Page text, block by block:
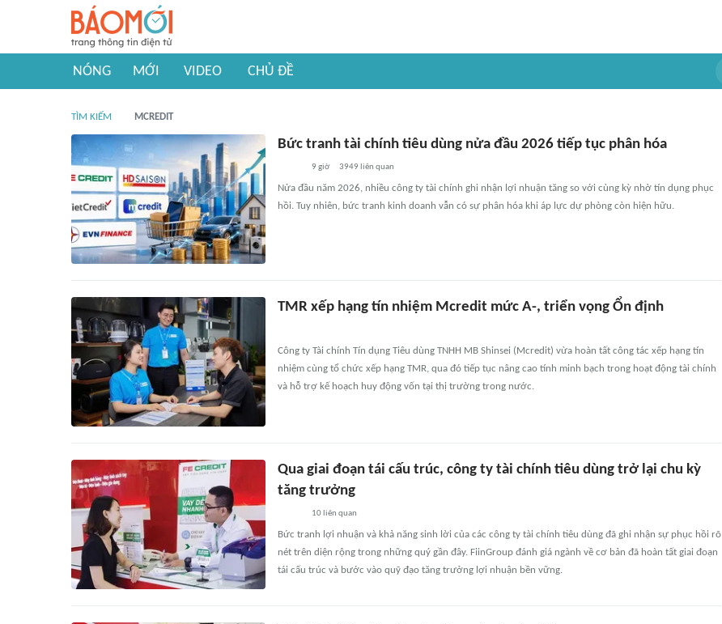
NÓNG MỚI VIDEO CHỦ ĐỀ
TÌM KIẾM MCREDIT
Bức tranh tài chính tiêu dùng nửa đầu 2026 tiếp tục phân hóa
9 giờ 3949 liên quan
Nửa đầu năm 2026, nhiều công ty tài chính ghi nhận lợi nhuận tăng so với cùng kỳ nhờ tín dụng phục
hồi. Tuy nhiên, bức tranh kinh doanh vẫn có sự phân hóa khi áp lực dự phòng còn hiện hữu.
TMR xếp hạng tín nhiệm Mcredit mức A-, triển vọng Ổn định
Công ty Tài chính Tín dụng Tiêu dùng TNHH MB Shinsei (Mcredit) vừa hoàn tất công tác xếp hạng tín
nhiệm cùng tổ chức xếp hạng TMR, qua đó tiếp tục nâng cao tính minh bạch trong hoạt động tài chính
và hỗ trợ kế hoạch huy động vốn tại thị trường trong nước.
Qua giai đoạn tái cấu trúc, công ty tài chính tiêu dùng trở lại chu kỳ
tăng trưởng
10 liên quan
Bức tranh lợi nhuận và khả năng sinh lời của các công ty tài chính tiêu dùng đã ghi nhận sự phục hồi rõ
nét trên diện rộng trong những quý gần đây. FiinGroup đánh giá ngành về cơ bản đã hoàn tất giai đoạn
tái cấu trúc và bước vào quỹ đạo tăng trưởng lợi nhuận bền vững.